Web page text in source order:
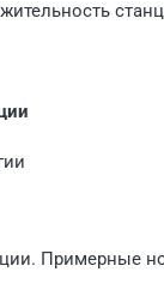
Примерные